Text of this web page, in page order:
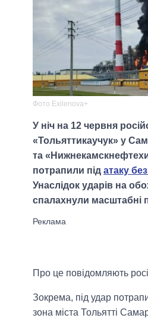
Фото Exilenova+
У ніч на 12 червня
«Тольяттикаучук» у
та
потрапили під атаку
Унаслідок ударів на
спалахнули масштабні
Про це повідомляють
Зокрема, під удар
зона міста Тольятті